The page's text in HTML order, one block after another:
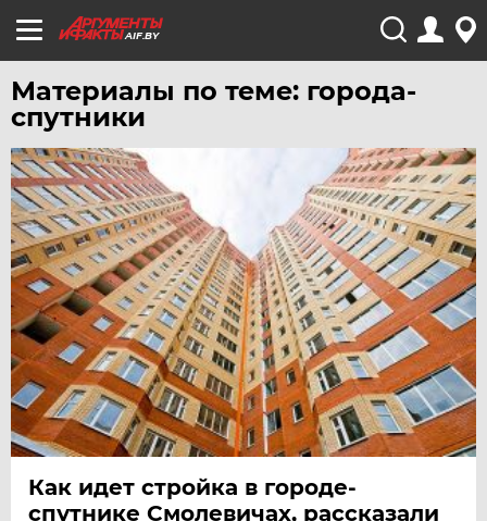
AIF.BY
Материалы по теме: города-
спутники
Как идет стройка в городе-
спутнике Смолевичах, рассказали